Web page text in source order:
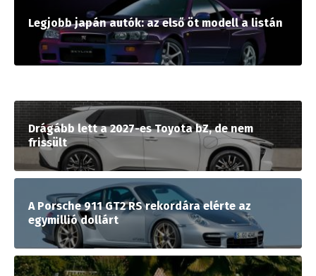
Legjobb japán autók: az első öt modell a listán
Drágább lett a 2027-es Toyota bZ, de nem
frissült
A Porsche 911 GT2 RS rekordára elérte az
egymillió dollárt